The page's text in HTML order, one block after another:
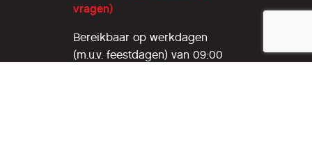
vragen)
Bereikbaar op werkdagen
(m.u.v. feestdagen) van 09:00